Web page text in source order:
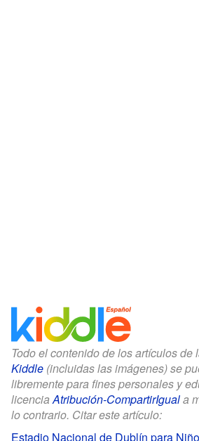
Todo el contenido de los artículos de
Kiddle (incluidas las imágenes) se
libremente para fines personales y
licenciaAtribución-CompartirIguala
lo contrario. Citar este artículo:
Estadio Nacional de Dublín para